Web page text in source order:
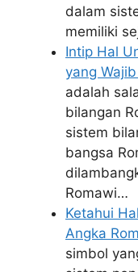
dalam
memiliki
Intip Hal
yang
adalah
bilangan
sistem
bangsa
Romawi…
Ketahui
Angka
simbol